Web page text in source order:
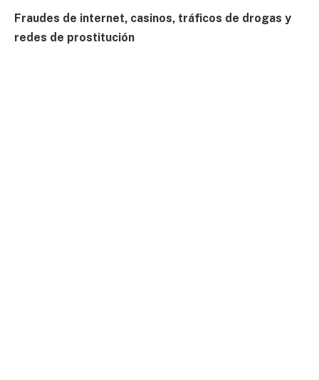
Fraudes de internet, casinos, tráficos de drogas y
redes de prostitución